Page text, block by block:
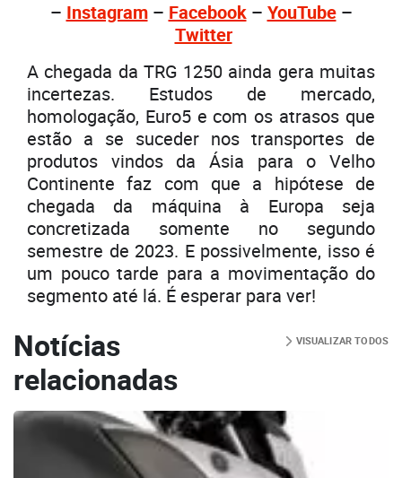
– Instagram– Facebook– YouTube–
Twitter
A chegada da TRG 1250 ainda gera muitas
incertezas. Estudos de mercado,
homologação, Euro5 e com os atrasos que
estão a se suceder nos transportes de
produtos vindos da Ásia para o Velho
Continente faz com que a hipótese de
chegada da máquina à Europa seja
concretizada somente no segundo
semestre de 2023. E possivelmente, isso é
um pouco tarde para a movimentação do
segmento até lá. É esperar para ver!
Notícias
relacionadas
VISUALIZAR TODOS